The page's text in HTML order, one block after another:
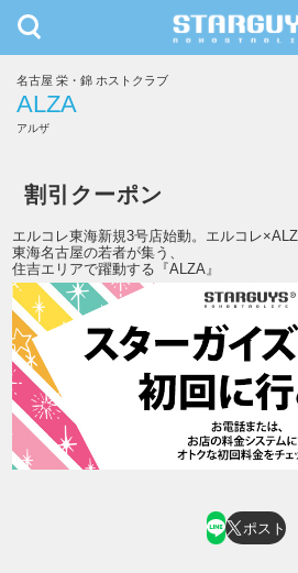
九州・沖縄 北海道・東北
toggle
navigation
名古屋 栄・錦 ホストクラブ
ALZA
アルザ
割引クーポン
エルコレ東海新規3号店始動。エルコレ
東海名古屋の若者が集う、
住吉エリアで躍動する『ALZA』
ポスト